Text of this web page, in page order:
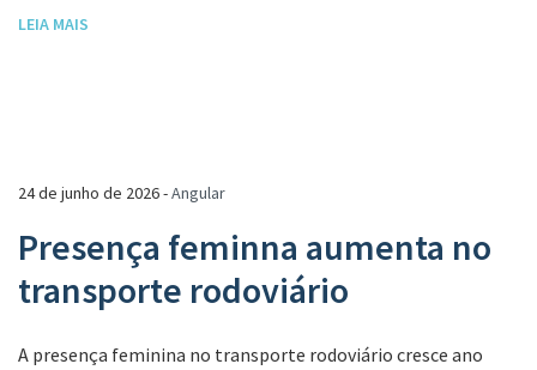
LEIA MAIS
24 de junho de 2026 -Angular
Presença feminna aumenta no
transporte rodoviário
A presença feminina no transporte rodoviário cresce ano